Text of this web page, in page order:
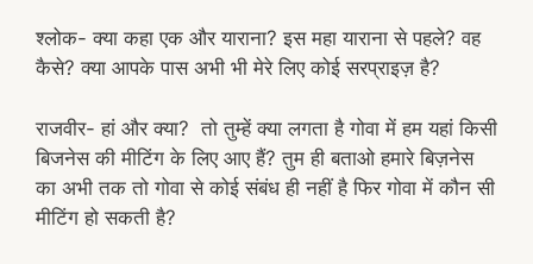
श्लोक- क्या कहा एक और याराना? इस महा याराना से पहले? वह
कैसे? क्या आपके पास अभी भी मेरे लिए कोई सरप्राइज़ है?
राजवीर- हां और क्या? तो तुम्हें क्या लगता है गोवा में हम यहां किसी
बिजनेस की मीटिंग के लिए आए हैं? तुम ही बताओ हमारे बिज़नेस
का अभी तक तो गोवा से कोई संबंध ही नहीं है फिर गोवा में कौन सी
मीटिंग हो सकती है?